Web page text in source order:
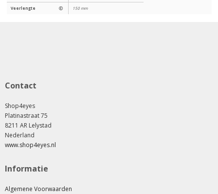
Veerlengte Ⓔ 150 mm
Contact
Shop4eyes
Platinastraat 75
8211 AR Lelystad
Nederland
www.shop4eyes.nl
Informatie
Algemene Voorwaarden